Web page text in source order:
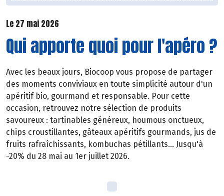
Le 27 mai 2026
Qui apporte quoi pour l'apéro ?
Avec les beaux jours, Biocoop vous propose de partager
des moments conviviaux en toute simplicité autour d'un
apéritif bio, gourmand et responsable. Pour cette
occasion, retrouvez notre sélection de produits
savoureux : tartinables généreux, houmous onctueux,
chips croustillantes, gâteaux apéritifs gourmands, jus de
fruits rafraîchissants, kombuchas pétillants... Jusqu'à
-20% du 28 mai au 1er juillet 2026.